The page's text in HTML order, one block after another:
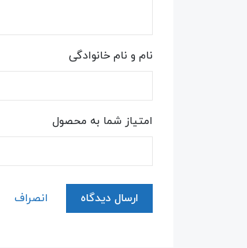
نام و نام خانوادگی
امتیاز شما به محصول
ارسال دیدگاه انصراف